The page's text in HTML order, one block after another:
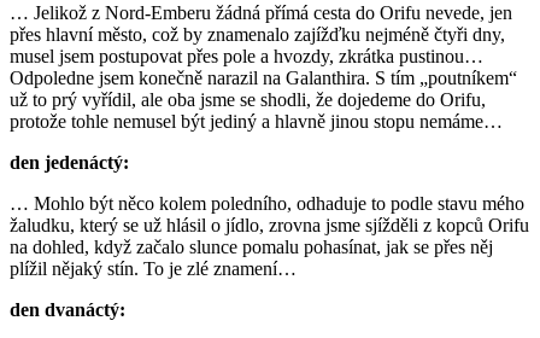
… Jelikož z Nord-Emberu žádná přímá cesta do Orifu nevede, jen
přes hlavní město, což by znamenalo zajížďku nejméně čtyři dny,
musel jsem postupovat přes pole a hvozdy, zkrátka pustinou…
Odpoledne jsem konečně narazil na Galanthira. S tím „poutníkem“
už to prý vyřídil, ale oba jsme se shodli, že dojedeme do Orifu,
protože tohle nemusel být jediný a hlavně jinou stopu nemáme…
den jedenáctý:
… Mohlo být něco kolem poledního, odhaduje to podle stavu mého
žaludku, který se už hlásil o jídlo, zrovna jsme sjížděli z kopců Orifu
na dohled, když začalo slunce pomalu pohasínat, jak se přes něj
plížil nějaký stín. To je zlé znamení…
den dvanáctý: